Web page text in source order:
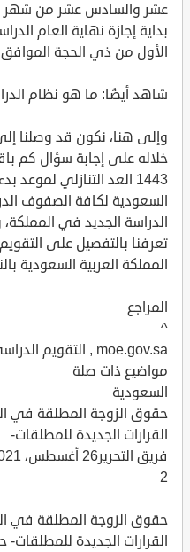
عشر والسادس عشر من شهر يونيو
بداية إجازة نهاية العام
الأول من ذي الحجة الموافق
شاهد أيضًا: ما هو نظام
وإلى هنا، نكون قد وصلنا
خلاله على إجابة سؤال كم
1443 العد التنازلي
السعودية لكافة الصفوف
الدراسة الجديد في
تعرفنا بالتفصيل على
المملكة العربية السعودية
المراجع
^
moe.gov.sa , التقويم الدراسي 1443 , 21/06/2021
مواضيع ذات صلة
السعودية
حقوق الزوجة المطلقة في
القرارات الجديدة للمطلقات-
فريق التحرير26 أغسطس، 2021
2
حقوق الزوجة المطلقة في
القرارات الجديدة